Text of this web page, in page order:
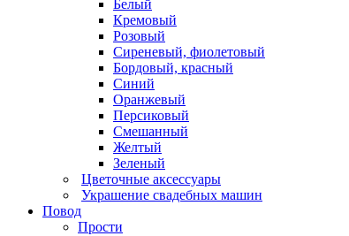
Белый
Кремовый
Розовый
Сиреневый, фиолетовый
Бордовый, красный
Синий
Оранжевый
Персиковый
Смешанный
Желтый
Зеленый
Цветочные аксессуары
Украшение свадебных машин
Повод
Прости